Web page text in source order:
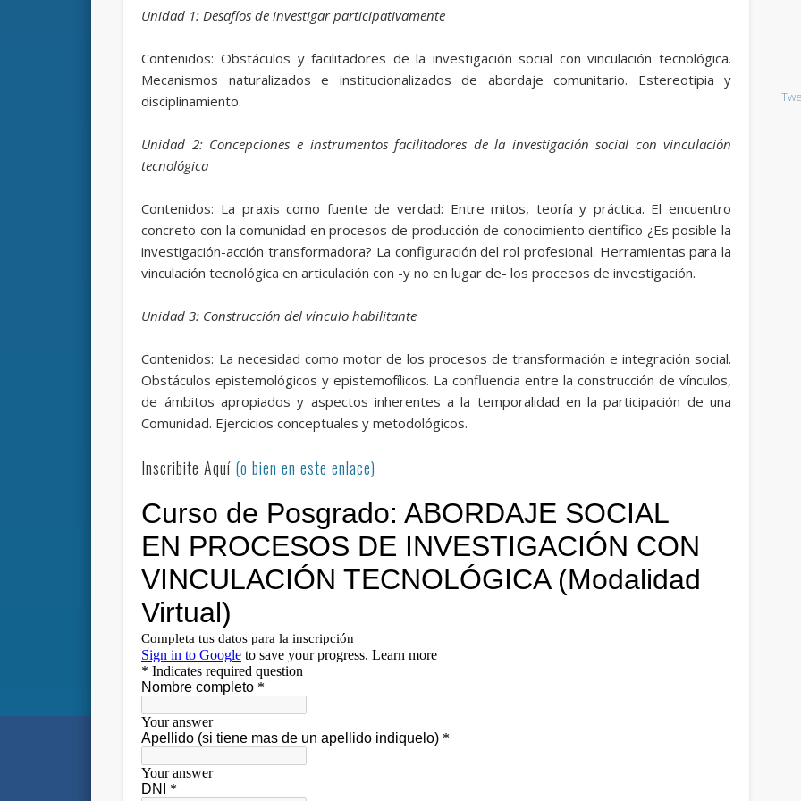
Unidad 1: Desafíos de investigar participativamente
Contenidos: Obstáculos y facilitadores de la investigación social con vinculación tecnológica.
Mecanismos naturalizados e institucionalizados de abordaje comunitario. Estereotipia y
disciplinamiento.
Unidad 2: Concepciones e instrumentos facilitadores de la investigación social con vinculación
tecnológica
Contenidos: La praxis como fuente de verdad: Entre mitos, teoría y práctica. El encuentro
concreto con la comunidad en procesos de producción de conocimiento científico ¿Es posible la
investigación-acción transformadora? La configuración del rol profesional. Herramientas para la
vinculación tecnológica en articulación con -y no en lugar de- los procesos de investigación.
Unidad 3: Construcción del vínculo habilitante
Contenidos: La necesidad como motor de los procesos de transformación e integración social.
Obstáculos epistemológicos y epistemofílicos. La confluencia entre la construcción de vínculos,
de ámbitos apropiados y aspectos inherentes a la temporalidad en la participación de una
Comunidad. Ejercicios conceptuales y metodológicos.
Inscribite Aquí (o bien en este enlace)